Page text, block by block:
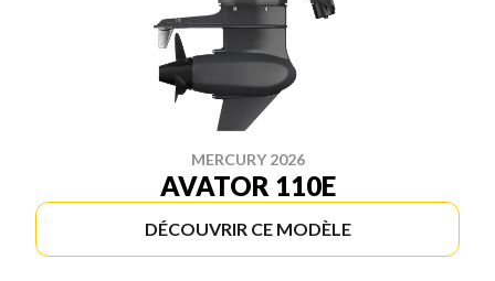
MERCURY 2026
AVATOR 110E
DÉCOUVRIR CE MODÈLE